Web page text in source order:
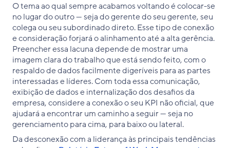
O tema ao qual sempre acabamos voltando é colocar-se
no lugar do outro — seja do gerente do seu gerente, seu
colega ou seu subordinado direto. Esse tipo de conexão
e consideração forjará o alinhamento até a alta gerência.
Preencher essa lacuna depende de mostrar uma
imagem clara do trabalho que está sendo feito, com o
respaldo de dados facilmente digeríveis para as partes
interessadas e líderes. Com toda essa comunicação,
exibição de dados e internalização dos desafios da
empresa, considere a conexão o seu KPI não oficial, que
ajudará a encontrar um caminho a seguir — seja no
gerenciamento para cima, para baixo ou lateral.
Da desconexão com a liderança às principais tendências